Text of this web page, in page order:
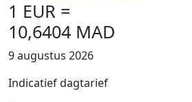
1 EUR =
10,6404 MAD
9 augustus 2026
Indicatief dagtarief